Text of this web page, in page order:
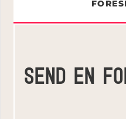
SEND EN